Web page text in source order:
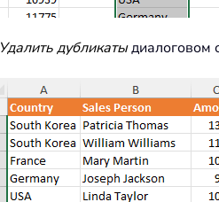
Удалить дубликатыдиалоговом